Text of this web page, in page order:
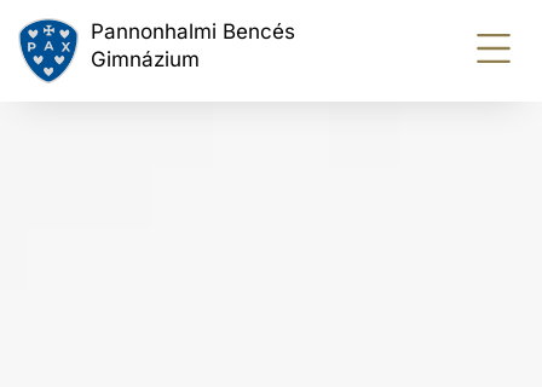
Pannonhalmi Bencés
Gimnázium